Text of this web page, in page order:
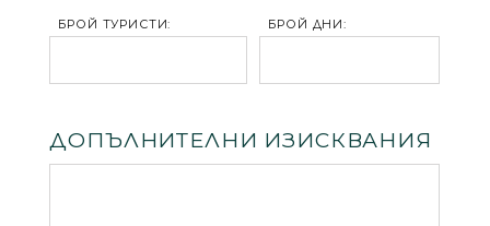
БРОЙ ТУРИСТИ: БРОЙ ДНИ:
ДОПЪЛНИТЕЛНИ ИЗИСКВАНИЯ